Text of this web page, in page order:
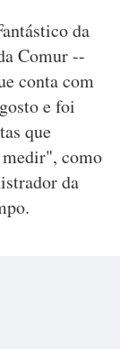
da
Comur --
conta com
e foi
que
como
da